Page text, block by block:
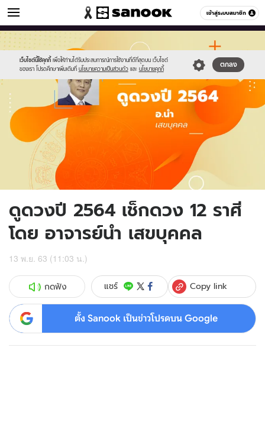
เข้าสู่ระบบสมาชิก
ดูดวง หมวดอื่นๆ
เว็บไซต์นี้ใช้คุกกี้ เพื่อให้ท่านได้รับประสบการณ์การใช้งานที่ดีที่สุดบน เว็บไซต์
ของเรา โปรดศึกษาเพิ่มเติมที่ นโยบายความเป็นส่วนตัว และ นโยบายคุกกี้
ตกลง
Sanook
//s.isanook.com/sr/0/images/logo-
new-
sanook.png
600
60
//s.isanook.com/ho/0/ud/38/194845/2horo-
tn.jpg
ดูดวงปี 2564 เช็กดวง 12 ราศี
โดย อาจารย์นำ เสขบุคคล
13 พ.ย. 63 (11:03 น.)
กดฟัง แชร์ Copy link
ตั้ง Sanook เป็นข่าวโปรดบน Google